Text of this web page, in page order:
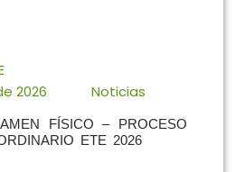
2026
Noticias
FÍSICO – PROCESO
ETE 2026